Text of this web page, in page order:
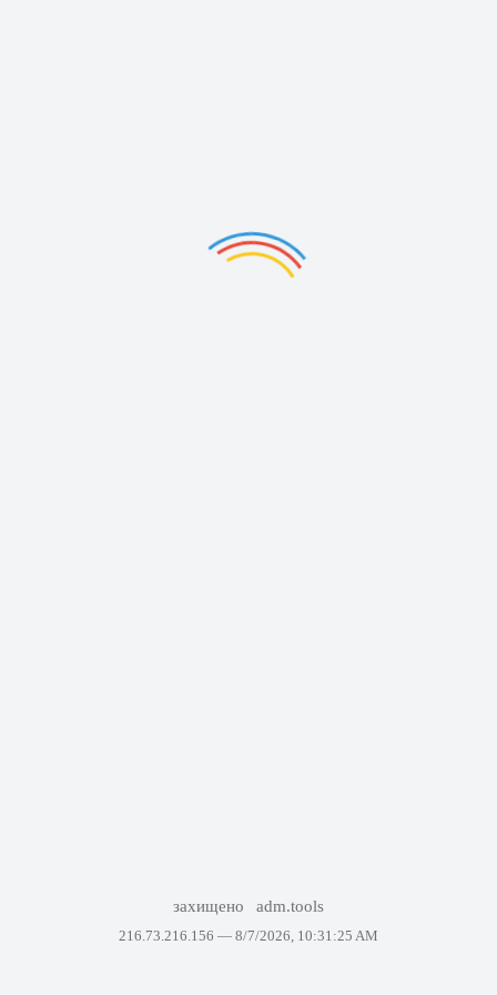
захищено adm.tools
216.73.216.156 — 8/7/2026, 10:31:25 AM